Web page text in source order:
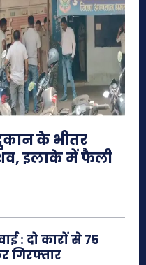
के भीतर
इलाके में फैली
: दो कारों से 75
गिरफ्तार